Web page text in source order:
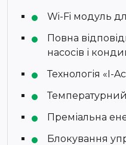
Wi-Fi модуль
Повна
насосів і
Технологія «I-
Температурний
Преміальна
Блокування